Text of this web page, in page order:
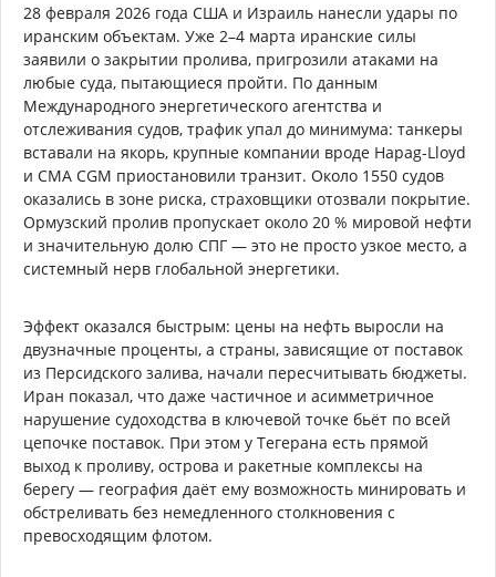
28 февраля 2026 года США и Израиль нанесли удары по
иранским объектам. Уже 2–4 марта иранские силы
заявили о закрытии пролива, пригрозили атаками на
любые суда, пытающиеся пройти. По данным
Международного энергетического агентства и
отслеживания судов, трафик упал до минимума: танкеры
вставали на якорь, крупные компании вроде Hapag-Lloyd
и CMA CGM приостановили транзит. Около 1550 судов
оказались в зоне риска, страховщики отозвали покрытие.
Ормузский пролив пропускает около 20 % мировой нефти
и значительную долю СПГ — это не просто узкое место, а
системный нерв глобальной энергетики.
Эффект оказался быстрым: цены на нефть выросли на
двузначные проценты, а страны, зависящие от поставок
из Персидского залива, начали пересчитывать бюджеты.
Иран показал, что даже частичное и асимметричное
нарушение судоходства в ключевой точке бьёт по всей
цепочке поставок. При этом у Тегерана есть прямой
выход к проливу, острова и ракетные комплексы на
берегу — география даёт ему возможность минировать и
обстреливать без немедленного столкновения с
превосходящим флотом.